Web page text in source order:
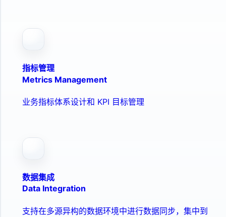
指标管理
Metrics Management
业务指标体系设计和 KPI 目标管理
数据集成
Data Integration
支持在多源异构的数据环境中进行数据同步，集中到